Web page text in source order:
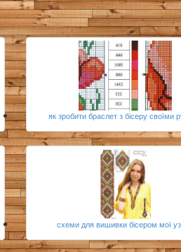
як зробити браслет з бісеру своїми
схеми для вишивки бісером мої